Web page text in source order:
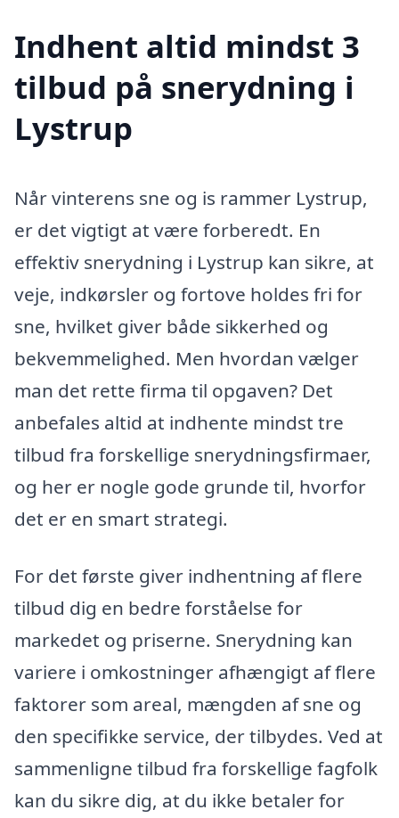
Indhent altid mindst 3
tilbud på snerydning i
Lystrup
Når vinterens sne og is rammer Lystrup,
er det vigtigt at være forberedt. En
effektiv snerydning i Lystrup kan sikre, at
veje, indkørsler og fortove holdes fri for
sne, hvilket giver både sikkerhed og
bekvemmelighed. Men hvordan vælger
man det rette firma til opgaven? Det
anbefales altid at indhente mindst tre
tilbud fra forskellige snerydningsfirmaer,
og her er nogle gode grunde til, hvorfor
det er en smart strategi.
For det første giver indhentning af flere
tilbud dig en bedre forståelse for
markedet og priserne. Snerydning kan
variere i omkostninger afhængigt af flere
faktorer som areal, mængden af sne og
den specifikke service, der tilbydes. Ved at
sammenligne tilbud fra forskellige fagfolk
kan du sikre dig, at du ikke betaler for